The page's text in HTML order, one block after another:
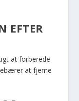
EFTER
at forberede
at fjerne